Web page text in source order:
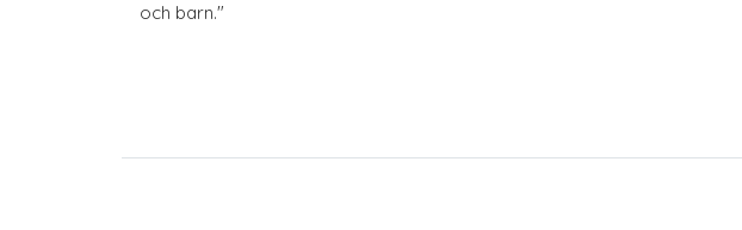
och barn."